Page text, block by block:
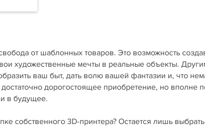
от шаблонных товаров. Это возможность
художественные мечты в реальные объекты.
ваш быт, дать волю вашей фантазии и, что
дорогостоящее приобретение, но вполне
в будущее.
собственного 3D-принтера? Остается лишь